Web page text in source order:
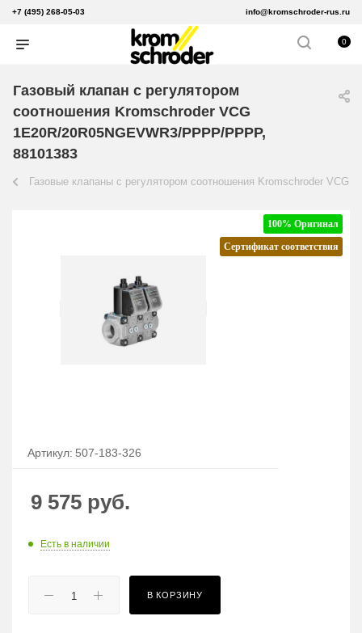
+7 (495) 268-05-03 info@kromschroder-rus.ru
0
Газовый клапан с регулятором
соотношения Kromschroder VCG
1E20R/20R05NGEVWR3/PPPP/PPPP,
88101383
Газовые клапаны с регулятором соотношения Kromschroder VCG
100% Оригинал
Сертификат соответствия
Артикул: 507-183-326
9 575 руб.
Есть в наличии
В КОРЗИНУ